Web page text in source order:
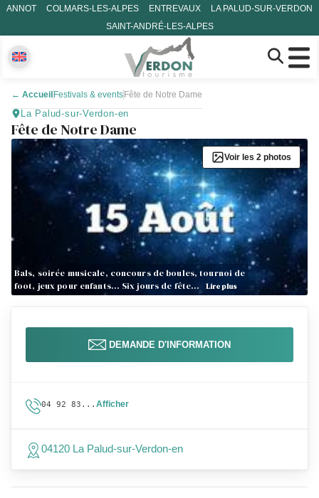
ANNOT COLMARS-LES-ALPES ENTREVAUX
LA PALUD-SUR-VERDON
SAINT-ANDRÉ-LES-ALPES
← Accueil Festivals & events Fête de Notre Dame
La Palud-sur-Verdon-en
Fête de Notre Dame
Bals, soirée musicale, concours de boules, tournoi de
foot, jeux pour enfants… Six jours de fête…
Lire plus
Voir les 2 photos
DEMANDE D'INFORMATION
04 92 83... Afficher
04120 La Palud-sur-Verdon-en